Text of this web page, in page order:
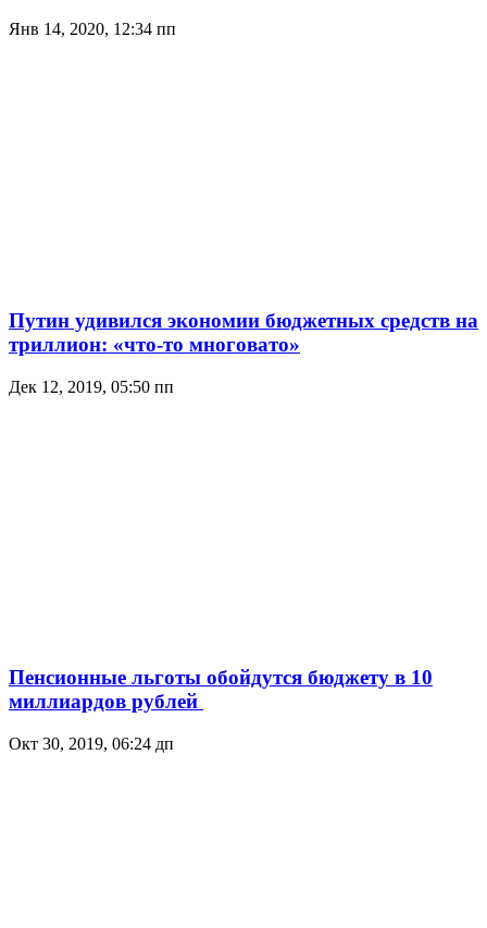
Янв 14, 2020, 12:34 пп
Путин удивился экономии бюджетных средств на
триллион: «что-то многовато»
Дек 12, 2019, 05:50 пп
Пенсионные льготы обойдутся бюджету в 10
миллиардов рублей
Окт 30, 2019, 06:24 дп